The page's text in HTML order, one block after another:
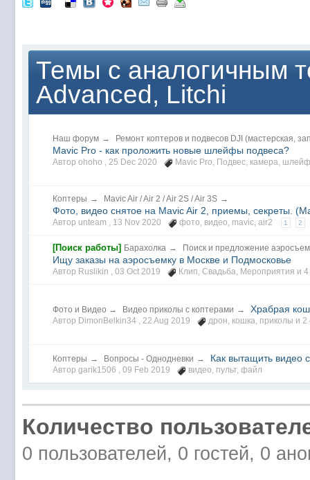
Темы с аналогичным
Advanced, Litchi
Наш форум → Ремонт коптеров и подвесов DJI (мастерская,
Mavic Pro - как проложить новые шлейфы подвеса?
Автор ohoho , 25 Dec 2020 Mavic Pro, Подвес, камера, шлейф
Коптеры → Mavic Air / Air 2 / Air 2S / Air 3S →
Фото, видео снятое на Mavic Air 2, приемы, секреты.
Автор unteam , 13 Nov 2020 фото, видео, mavic, air2 1 2
[Поиск работы] Барахолка → Поиск и предложение
Ищу заказы на аэросъемку в Москве и Подмосковье
Автор Ruslikin , 03 Oct 2019 Клип, Свадьба, Мероприятия и
Фото и Видео → Видео приколы с коптерами → Храбрая
Автор DimonBelkin34 , 22 Aug 2019 дрон, кошка, приколы и 2
Коптеры → Вопросы - Однодневки → Как вытащить видео
Автор garik1506 , 09 Feb 2019 видео, пульт, файл
Количество
0 пользователей, 0 гостей, 0